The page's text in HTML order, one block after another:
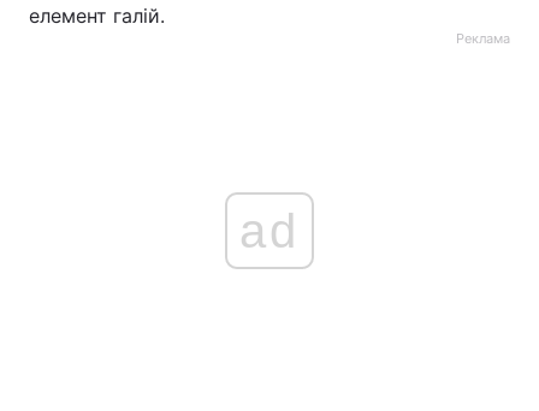
елемент галій.
Реклама
ad